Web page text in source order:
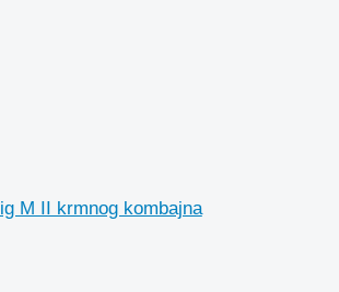
M II krmnog kombajna